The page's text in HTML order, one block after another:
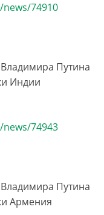
74910
Путина
Индии
74943
Путина
Армения